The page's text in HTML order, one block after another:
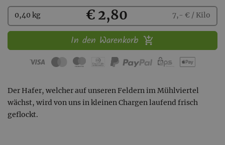
Kaufen
0,40 kg € 2,80 7,- € / Kilo
In den Warenkorb
Der Hafer, welcher auf unseren Feldern im Mühlviertel
wächst, wird von uns in kleinen Chargen laufend frisch
geflockt.